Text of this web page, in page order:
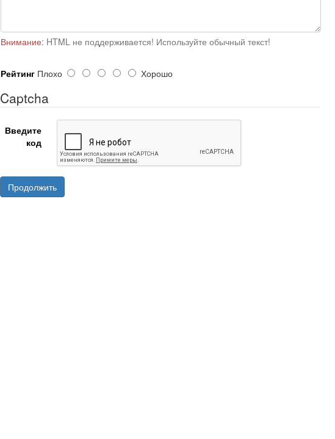
Внимание: HTML не поддерживается! Используйте обычный текст!
Рейтинг Плохо Хорошо
Captcha
Введите
код
Продолжить